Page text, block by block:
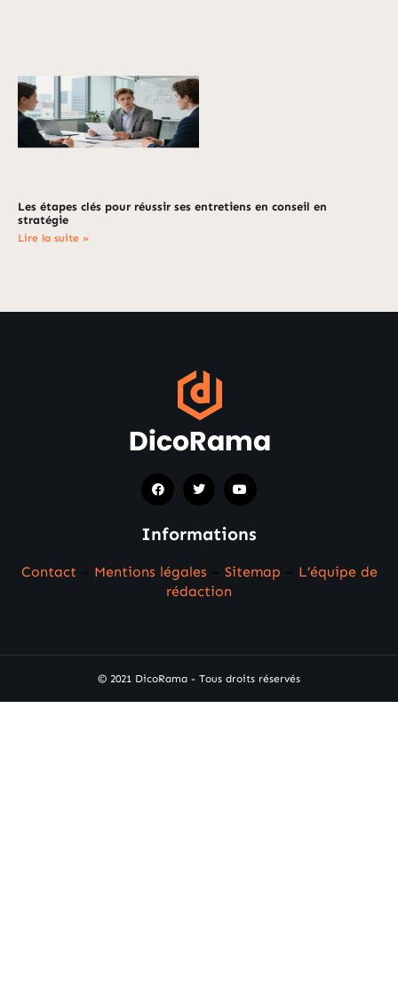
Les étapes clés pour réussir ses entretiens en conseil en
stratégie
Lire la suite »
Informations
Contact Mentions légales Sitemap
L’équipe de
rédaction
© 2021 DicoRama - Tous droits réservés